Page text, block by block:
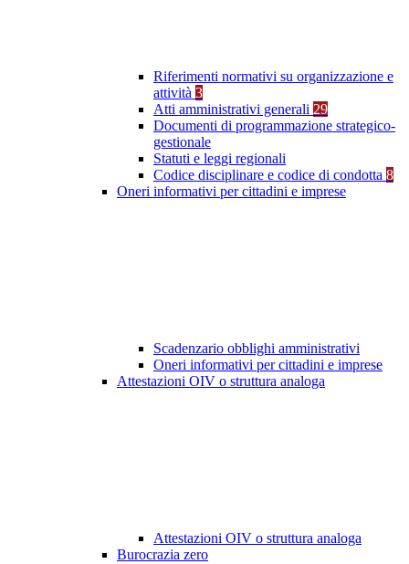
Riferimenti normativi su organizzazione e
attività 3
Atti amministrativi generali 29
Documenti di programmazione strategico-
gestionale
Statuti e leggi regionali
Codice disciplinare e codice di condotta 8
Oneri informativi per cittadini e imprese
Scadenzario obblighi amministrativi
Oneri informativi per cittadini e imprese
Attestazioni OIV o struttura analoga
Attestazioni OIV o struttura analoga
Burocrazia zero